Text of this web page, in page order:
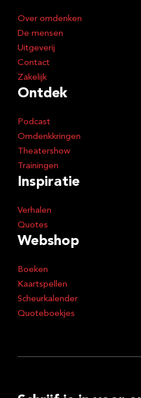
Over omdenken
De mensen
Uitgeverij
Contact
Zakelijk
Ontdek
Podcast
Omdenkkringen
Theatershow
Trainingen
Inspiratie
Verhalen
Quotes
Webshop
Boeken
Kaartspellen
Scheurkalender
Quoteboekjes